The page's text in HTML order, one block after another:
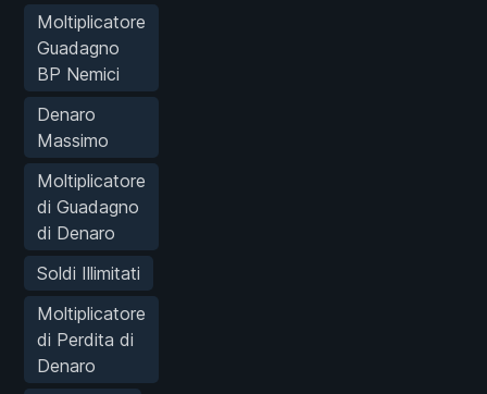
Moltiplicatore
Guadagno
BP Nemici
Denaro
Massimo
Moltiplicatore
di Guadagno
di Denaro
Soldi Illimitati
Moltiplicatore
di Perdita di
Denaro